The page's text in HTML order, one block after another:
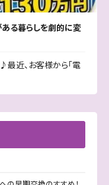
ある暮らしを劇的に変
近、お客様から「電